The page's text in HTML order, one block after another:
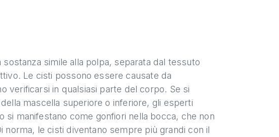
simile alla polpa, separata dal tessuto
Le cisti possono essere causate da
verificarsi in qualsiasi parte del corpo. Se si
mascella superiore o inferiore, gli esperti
manifestano come gonfiori nella bocca, che non
norma, le cisti diventano sempre più grandi con il